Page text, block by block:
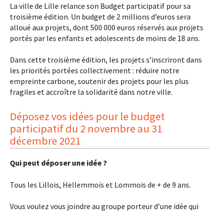
La ville de Lille relance son Budget participatif pour sa
troisième édition. Un budget de 2 millions d’euros sera
alloué aux projets, dont 500 000 euros réservés aux projets
portés par les enfants et adolescents de moins de 18 ans.
Dans cette troisième édition, les projets s’inscriront dans
les priorités portées collectivement : réduire notre
empreinte carbone, soutenir des projets pour les plus
fragiles et accroître la solidarité dans notre ville.
Déposez vos idées pour le budget
participatif du 2 novembre au 31
décembre 2021
Qui peut déposer une idée ?
Tous les Lillois, Hellemmois et Lommois de + de 9 ans.
Vous voulez vous joindre au groupe porteur d’une idée qui